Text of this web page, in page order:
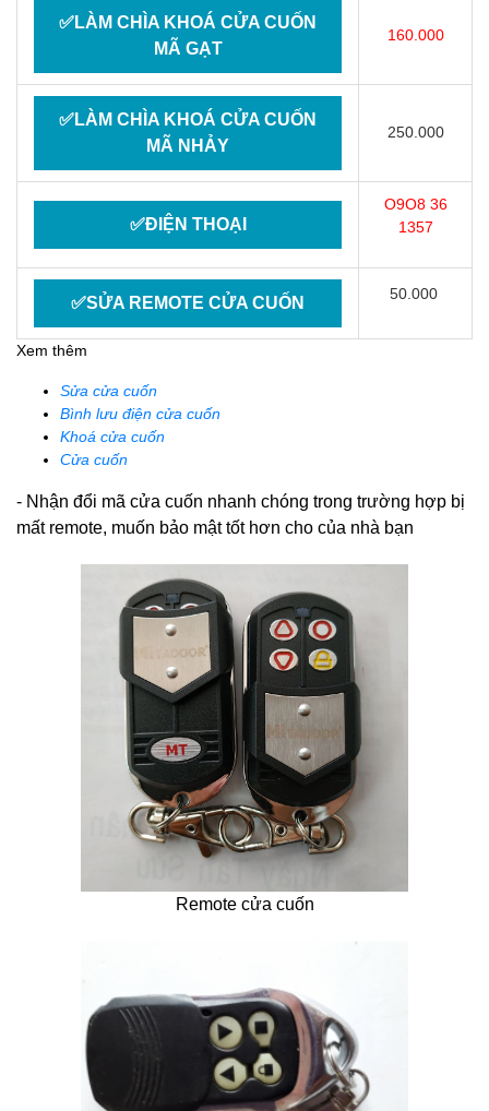
✅LÀM CHÌA KHOÁ CỬA CUỐN
MÃ GẠT
160.000
✅LÀM CHÌA KHOÁ CỬA CUỐN
MÃ NHẢY
250.000
✅ĐIỆN THOẠI
O9O8 36
1357
✅SỬA REMOTE CỬA CUỐN 50.000
Xem thêm
Sửa cửa cuốn
Bình lưu điện cửa cuốn
Khoá cửa cuốn
Cửa cuốn
- Nhận đổi mã cửa cuốn nhanh chóng trong trường hợp bị
mất remote, muốn bảo mật tốt hơn cho của nhà bạn
Remote cửa cuốn